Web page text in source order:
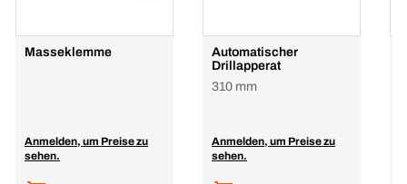
Masseklemme
Anmelden, um Preise zu
sehen.
Automatischer
Drillapperat
310 mm
Anmelden, um Preise zu
sehen.